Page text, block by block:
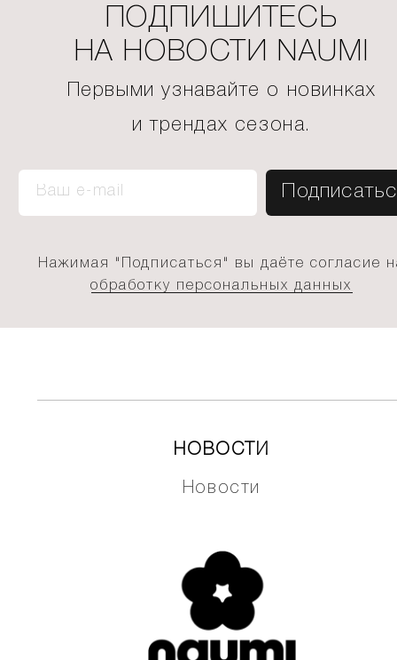
ПОДПИШИТЕСЬ
НА НОВОСТИ NAUMI
Первыми узнавайте о новинках
и трендах сезона.
Нажимая "Подписаться" вы даёте согласие
обработку персональных данных
НОВОСТИ
Новости